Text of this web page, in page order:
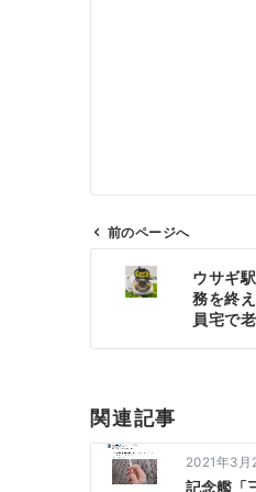
ビ
シ
ョ
前のページへ
ウサギ
務を終
員宅で
関連記事
2021年3月
記念艦「